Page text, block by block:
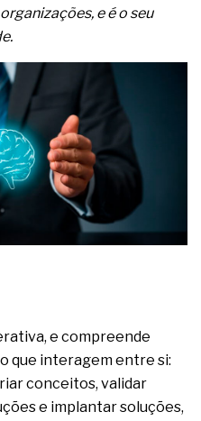
e é o seu
e compreende
que interagem entre si:
conceitos, validar
e implantar soluções,